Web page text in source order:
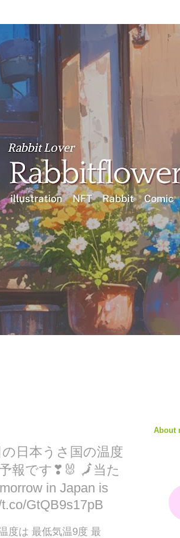
日本うさ国の温度
報です❣🐰 🗾当た
in Japan is
GtQB9s17pB
度は 最低気温9度 最
About